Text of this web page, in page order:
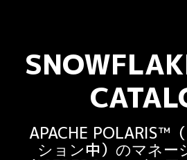
APACHE POLARIS™
ション中）のマネー